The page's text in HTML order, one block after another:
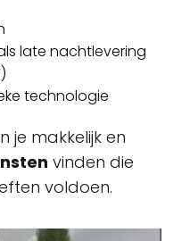
late nachtlevering
technologie
je makkelijk en
vinden die
voldoen.